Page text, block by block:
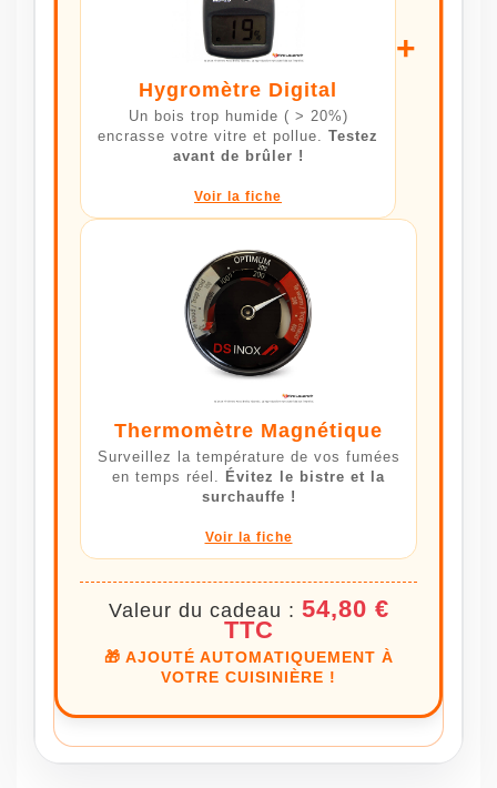
Hygromètre Digital
Un bois trop humide ( > 20%)
encrasse votre vitre et pollue. Testez
avant de brûler !
Voir la fiche
+
Thermomètre Magnétique
Surveillez la température de vos fumées
en temps réel. Évitez le bistre et la
surchauffe !
Voir la fiche
Valeur du cadeau : 54,80 €
TTC
🎁 AJOUTÉ AUTOMATIQUEMENT À
VOTRE CUISINIÈRE !